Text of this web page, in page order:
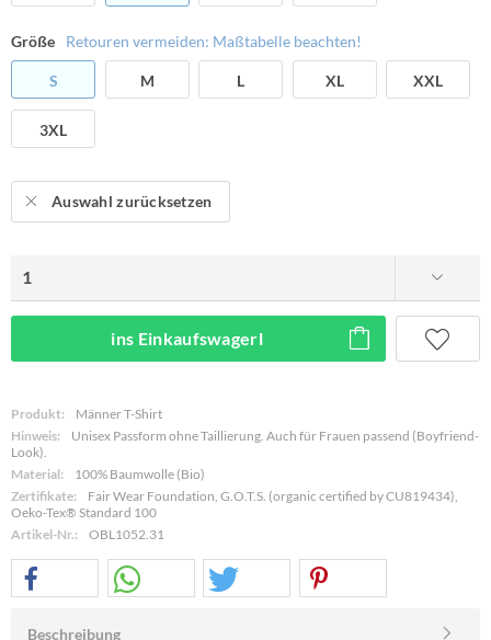
Größe Retouren vermeiden: Maßtabelle beachten!
S M L XL XXL
3XL
Auswahl zurücksetzen
ins Einkaufswagerl
Produkt:
Männer T-Shirt
Hinweis:
Unisex Passform ohne Taillierung. Auch für Frauen passend (Boyfriend-
Look).
Material:
100% Baumwolle (Bio)
Zertifikate:
Fair Wear Foundation, G.O.T.S. (organic certified by CU819434),
Oeko-Tex® Standard 100
Artikel-Nr.:
OBL1052.31
Beschreibung